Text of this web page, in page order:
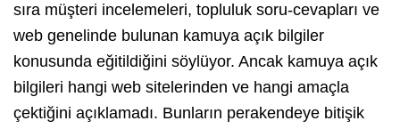
sıra müşteri incelemeleri, topluluk soru-cevapları ve
web genelinde bulunan kamuya açık bilgiler
konusunda eğitildiğini söylüyor. Ancak kamuya açık
bilgileri hangi web sitelerinden ve hangi amaçla
çektiğini açıklamadı. Bunların perakendeye bitişik